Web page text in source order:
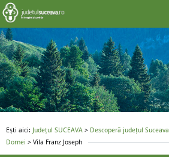
Ești aici: Județul SUCEAVA > Descoperă județul Suceava
Dornei > Vila Franz Joseph